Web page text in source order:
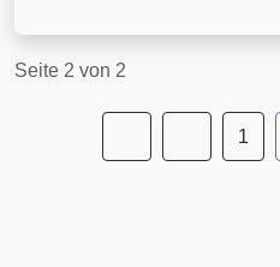
Seite 2 von 2
1